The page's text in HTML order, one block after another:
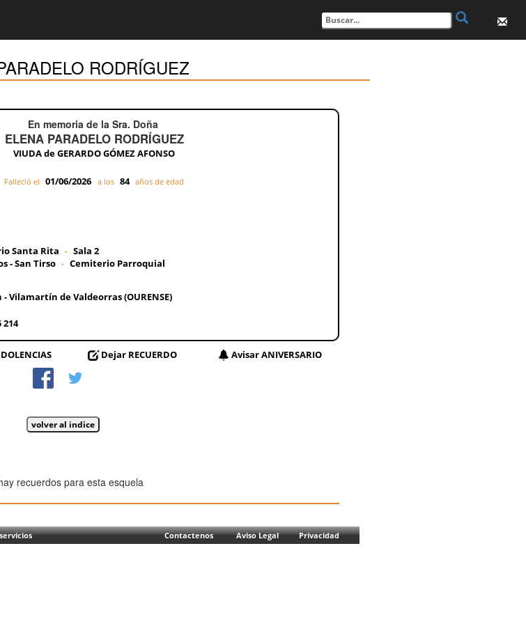
RODRÍGUEZ
En memoria de la Sra. Doña
ELENA PARADELO RODRÍGUEZ
VIUDA de GERARDO GÓMEZ AFONSO
Falleció el 01/06/2026 a los 84 años de edad
Santa Rita - Sala 2
- San Tirso - Cemiterio Parroquial
Vilamartín de Valdeorras (OURENSE)
214
Dejar RECUERDO Avisar ANIVERSARIO
recuerdos para esta esquela
Contactenos Aviso Legal Privacidad